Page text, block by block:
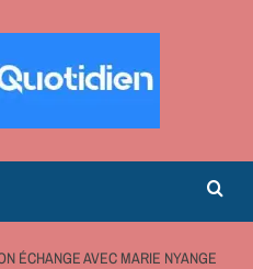
ÉCHANGE AVEC MARIE NYANGE